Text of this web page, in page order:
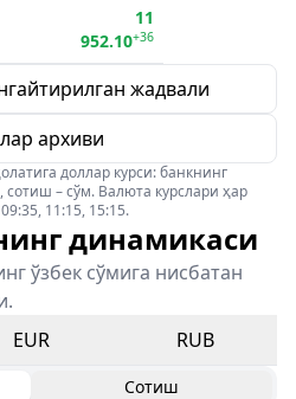
11
952.10+36
жадвали
архиви
доллар курси: банкнинг
сотиш – сўм. Валюта курслари ҳар
11:15, 15:15.
динамикаси
ўзбек сўмига нисбатан
EUR RUB
Сотиш